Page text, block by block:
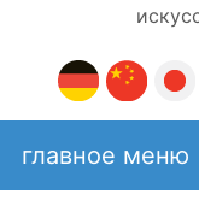
главное меню